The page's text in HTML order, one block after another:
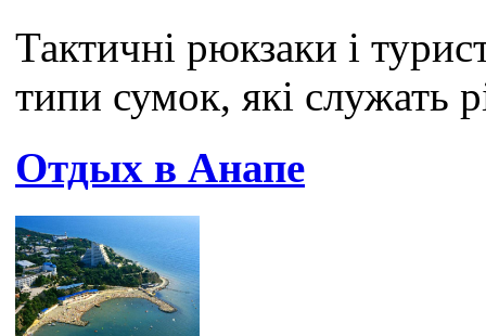
Тактичні рюкзаки і
типи сумок, які служать
Отдых в Анапе